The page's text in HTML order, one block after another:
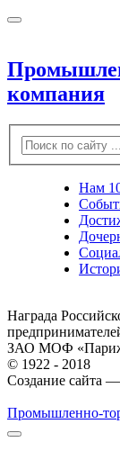
компания
Нам
Награда
ЗАО МОФ
© 1922 - 2018
Создание сайта
Промышленно-